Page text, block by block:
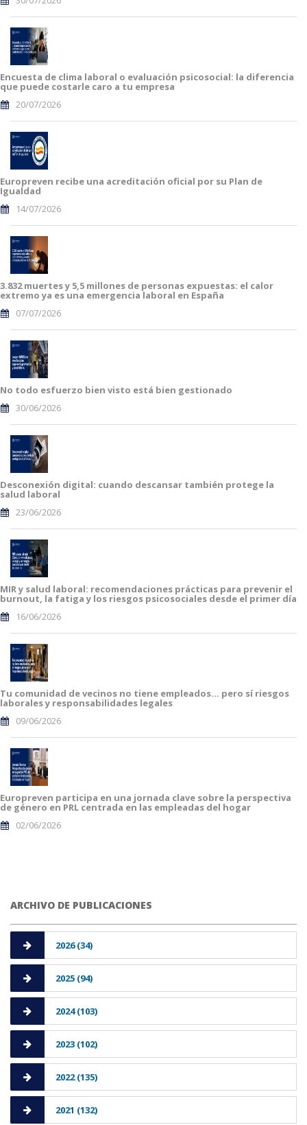
Encuesta de clima laboral o evaluación psicosocial: la diferencia
que puede costarle caro a tu empresa
20/07/2026
Europreven recibe una acreditación oficial por su Plan de
Igualdad
14/07/2026
3.832 muertes y 5,5 millones de personas expuestas: el calor
extremo ya es una emergencia laboral en España
07/07/2026
No todo esfuerzo bien visto está bien gestionado
30/06/2026
Desconexión digital: cuando descansar también protege la
salud laboral
23/06/2026
MIR y salud laboral: recomendaciones prácticas para prevenir el
burnout, la fatiga y los riesgos psicosociales desde el primer día
16/06/2026
Tu comunidad de vecinos no tiene empleados… pero sí riesgos
laborales y responsabilidades legales
09/06/2026
Europreven participa en una jornada clave sobre la perspectiva
de género en PRL centrada en las empleadas del hogar
02/06/2026
ARCHIVO DE PUBLICACIONES
2026 (34)
2025 (94)
2024 (103)
2023 (102)
2022 (135)
2021 (132)